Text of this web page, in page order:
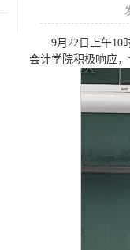
9月22日上午10
会计学院积极响应